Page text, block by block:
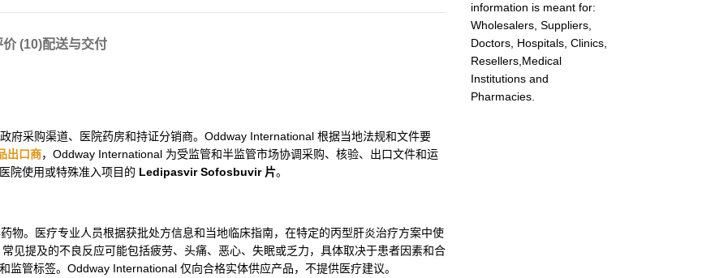
价 (10)配送与交付
府采购渠道、医院药房和持证分销商。Oddway International 根据当地法规和文件要
出口商，Oddway International 为受监管和半监管市场协调采购、核验、出口文件和运
院使用或特殊准入项目的 Ledipasvir Sofosbuvir 片。
。医疗专业人员根据获批处方信息和当地临床指南，在特定的丙型肝炎治疗方案中使
见提及的不良反应可能包括疲劳、头痛、恶心、失眠或乏力，具体取决于患者因素和合
管标签。Oddway International 仅向合格实体供应产品，不提供医疗建议。
information is meant for:
Wholesalers, Suppliers,
Doctors, Hospitals, Clinics,
Resellers,Medical
Institutions and
Pharmacies.